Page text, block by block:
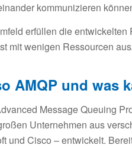
kommunizieren
erfüllen die
mit wenigen Ressourcen
AMQP und was
Message Queuing
Unternehmen aus
und Cisco – entwickelt.